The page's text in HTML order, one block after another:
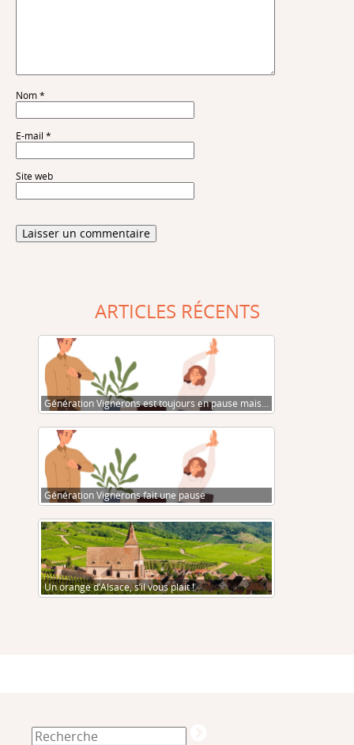
Nom *
E-mail *
Site web
ARTICLES RÉCENTS
Génération Vignerons est toujours en pause mais…
Génération Vignerons fait une pause
Un orange d’Alsace, s’il vous plait !